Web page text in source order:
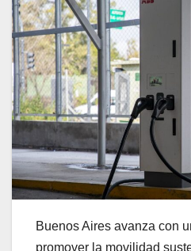
Buenos Aires avanza con
promover la movilidad